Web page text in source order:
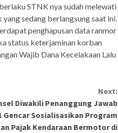
STNK nya sudah melewati
sedang berlangsung saat ini.
penghapusan data ranmor
status keterjaminan korban
Wajib Dana Kecelakaan Lalu
Next:
Diwakili Penanggung Jawab
Gencar Sosialisasikan Program
Pajak Kendaraan Bermotor di